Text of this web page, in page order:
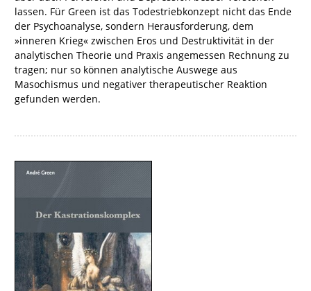
lassen. Für Green ist das Todestriebkonzept nicht das Ende
der Psychoanalyse, sondern Herausforderung, dem
»inneren Krieg« zwischen Eros und Destruktivität in der
analytischen Theorie und Praxis angemessen Rechnung zu
tragen; nur so können analytische Auswege aus
Masochismus und negativer therapeutischer Reaktion
gefunden werden.